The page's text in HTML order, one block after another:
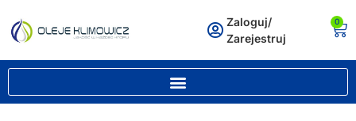
Zaloguj/
Zarejestruj
0